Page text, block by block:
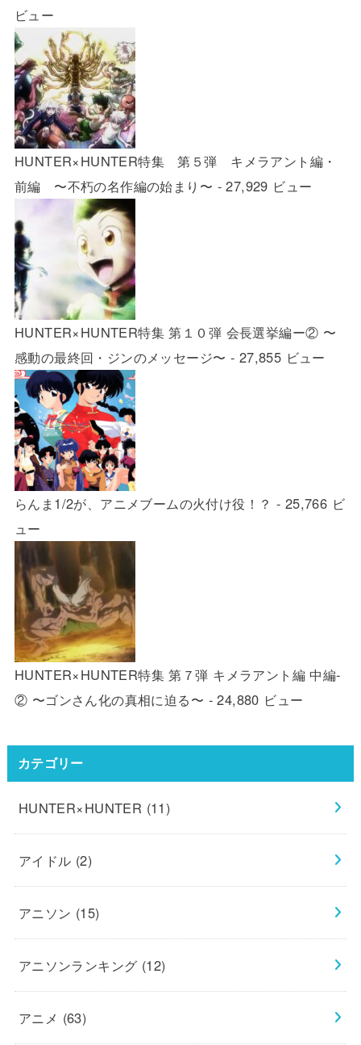
ビュー
HUNTER×HUNTER特集 第５弾 キメラアント編・
前編 〜不朽の名作編の始まり〜 - 27,929 ビュー
HUNTER×HUNTER特集 第１０弾 会長選挙編ー② 〜
感動の最終回・ジンのメッセージ〜 - 27,855 ビュー
らんま1/2が、アニメブームの火付け役！？ - 25,766 ビ
ュー
HUNTER×HUNTER特集 第７弾 キメラアント編 中編-
② 〜ゴンさん化の真相に迫る〜 - 24,880 ビュー
カテゴリー
HUNTER×HUNTER (11)
アイドル (2)
アニソン (15)
アニソンランキング (12)
アニメ (63)